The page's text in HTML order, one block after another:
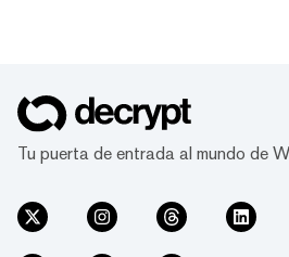
Tu puerta de entrada al mundo de